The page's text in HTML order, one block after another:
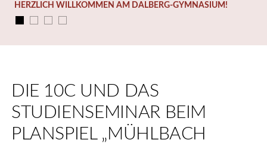
HERZLICH WILLKOMMEN AM DALBERG-GYMNASIUM!
DIE 10C UND DAS
STUDIENSEMINAR BEIM
PLANSPIEL „MÜHLBACH